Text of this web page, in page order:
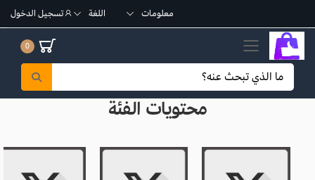
معلومات اللغة تسجيل الدخول
تبديل القائمة الجوال 0
محتويات الفئة